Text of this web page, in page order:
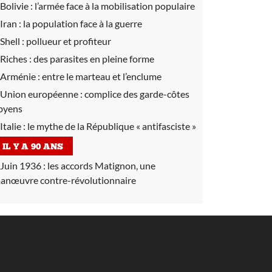
Bolivie : l’armée face à la mobilisation populaire
Iran : la population face à la guerre
Shell : pollueur et profiteur
Riches : des parasites en pleine forme
Arménie : entre le marteau et l’enclume
Union européenne : complice des garde-côtes
Italie : le mythe de la République « antifasciste »
IL Y A 90 ANS
Juin 1936 : les accords Matignon, une
contre-révolutionnaire